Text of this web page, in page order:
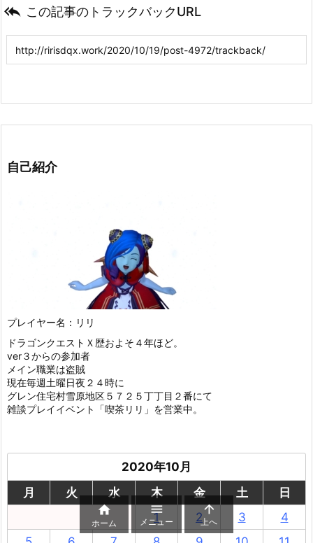
 この記事のトラックバックURL
自己紹介
プレイヤー名：リリ
ドラゴンクエストＸ歴およそ４年ほど。
ver３からの参加者
メイン職業は盗賊
現在毎週土曜日夜２４時に
グレン住宅村雪原地区５７２５丁丁目２番にて
雑談プレイイベント「喫茶リリ」を営業中。
2020年10月
月
火 水 木 金 土
日
1
2 3
4

ホーム

メニュー

上へ